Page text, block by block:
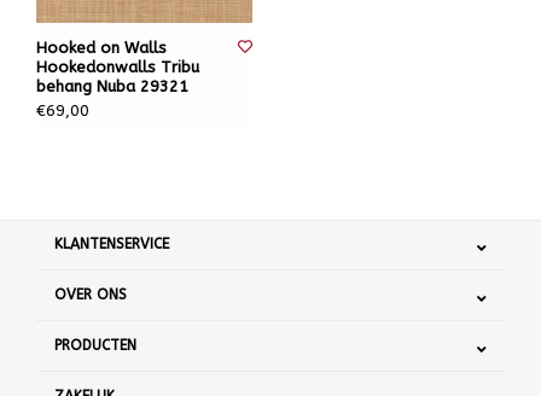
Hooked on Walls
Hookedonwalls Tribu
behang Nuba 29321
€69,00
KLANTENSERVICE
OVER ONS
PRODUCTEN